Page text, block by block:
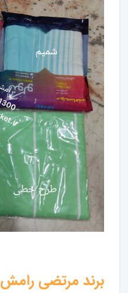
برند مرتضی رامش